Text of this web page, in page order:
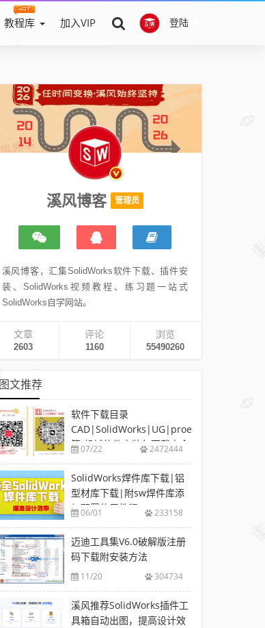
登陆
教程库 加入VIP
溪风博客 管理员
溪风博客，汇集SolidWorks软件下载、插件安
装、SolidWorks视频教程、练习题一站式
SolidWorks自学网站。
文章
2603
评论
1160
浏览
55490260
图文推荐
软件下载目录
CAD|SolidWorks|UG|proe
等-机械软件安装包下载大全
07/22 2472444
SolidWorks焊件库下载|铝
型材库下载|附sw焊件库添
加配置使用教程
06/01 233158
迈迪工具集V6.0破解版注册
码下载附安装方法
11/20 304734
溪风推荐SolidWorks插件工
具箱自动出图，提高设计效